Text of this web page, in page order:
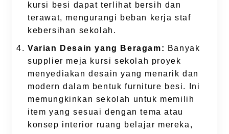
kursi besi dapat terlihat bersih dan
terawat, mengurangi beban kerja staf
kebersihan sekolah.
Varian Desain yang Beragam: Banyak
supplier meja kursi sekolah proyek
menyediakan desain yang menarik dan
modern dalam bentuk furniture besi. Ini
memungkinkan sekolah untuk memilih
item yang sesuai dengan tema atau
konsep interior ruang belajar mereka,